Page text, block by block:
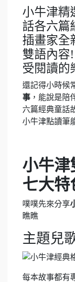
小牛津精
話各六篇
插畫家全
雙語內容
受閱讀的
還記得小時候
事 ，能說是陪
六篇經典童話
小牛津點讀筆
小牛津
七大特
噗噗先來分享
瞧瞧
主題兒
每本故事都有